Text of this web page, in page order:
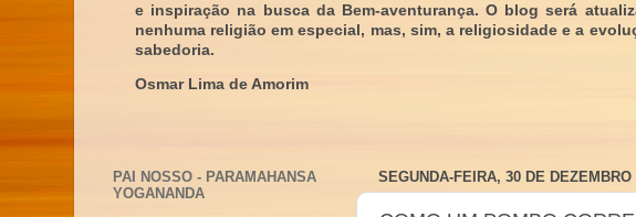
e inspiração na busca da Bem-aventurança. O blog será
nenhuma religião em especial, mas, sim, a religiosidade e a
sabedoria.
Osmar Lima de Amorim
SEGUNDA-FEIRA, 30 DE DEZEMBRO
PAI NOSSO - PARAMAHANSA
YOGANANDA